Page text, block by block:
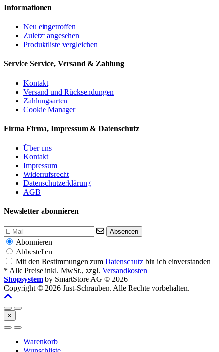
Informationen
Neu eingetroffen
Zuletzt angesehen
Produktliste vergleichen
Service Service, Versand & Zahlung
Kontakt
Versand und Rücksendungen
Zahlungsarten
Cookie Manager
Firma Firma, Impressum & Datenschutz
Über uns
Kontakt
Impressum
Widerrufsrecht
Datenschutzerklärung
AGB
Newsletter abonnieren
Absenden
Abonnieren
Abbestellen
Mit den Bestimmungen zum Datenschutz bin ich einverstanden
* Alle Preise inkl. MwSt., zzgl. Versandkosten
Shopsystem by SmartStore AG © 2026
Copyright © 2026 Just-Schrauben. Alle Rechte vorbehalten.
×
Warenkorb
Wunschliste